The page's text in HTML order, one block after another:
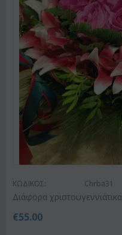
ΚΩΔΙΚΟΣ: Chrba31
Διάφορα
€55.00